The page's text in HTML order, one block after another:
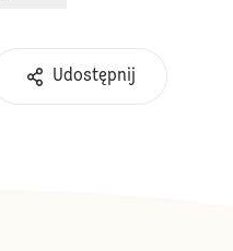
Udostępnij